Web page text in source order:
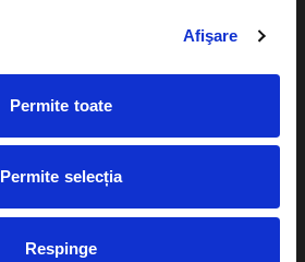
Afişare
Permite toate
Permite selecția
Respinge
Plata online sau cash
Livrare prin curier